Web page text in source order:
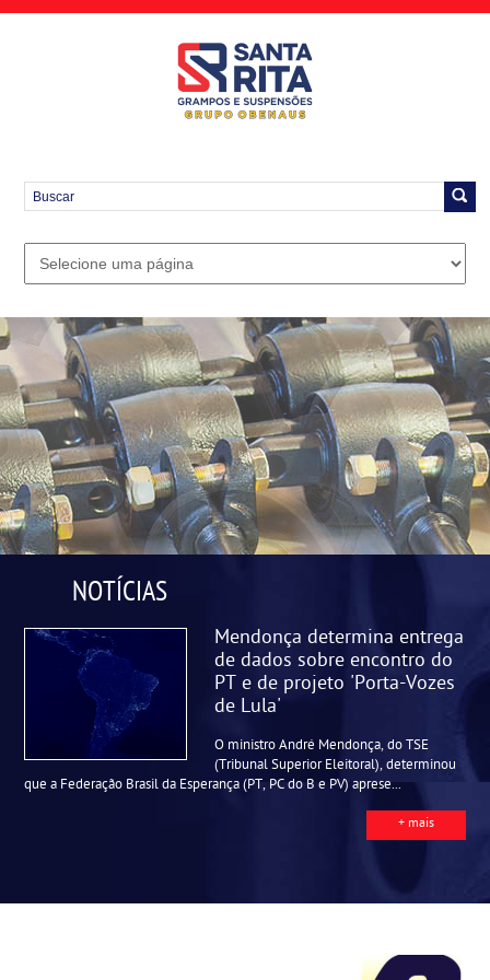
NOTÍCIAS
Mendonça determina entrega
de dados sobre encontro do
PT e de projeto 'Porta-Vozes
de Lula'
O ministro André Mendonça, do TSE
(Tribunal Superior Eleitoral), determinou
que a Federação Brasil da Esperança (PT, PC do B e PV) aprese...
+ mais